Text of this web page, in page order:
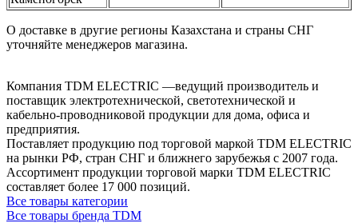
О доставке в другие регионы Казахстана и страны СНГ
уточняйте менеджеров магазина.
Компания TDM ELECTRIC —ведущий производитель и
поставщик электротехнической, светотехнической и
кабельно-проводниковой продукции для дома, офиса и
предприятия.
Поставляет продукцию под торговой маркой TDM ELECTRIC
на рынки РФ, стран СНГ и ближнего зарубежья с 2007 года.
Ассортимент продукции торговой марки TDM ЕLECTRIC
составляет более 17 000 позиций.
Все товары категории
Все товары бренда TDM